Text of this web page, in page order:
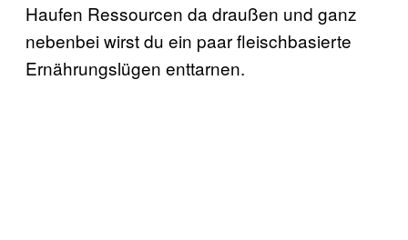
Haufen Ressourcen da draußen und ganz
nebenbei wirst du ein paar fleischbasierte
Ernährungslügen enttarnen.